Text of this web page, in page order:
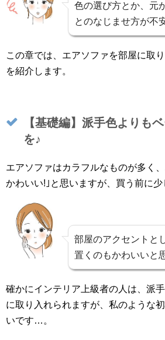
色の選び方とか、元
とのなじませ方が不
この章では、エアソファを部屋に取
を紹介します。
【基礎編】派手色よりも
を♪
エアソファはカラフルなものが多く
かわいい!｣と思いますが、買う前に少
部屋のアクセントと
置くのもかわいいと
確かにインテリア上級者の人は、派
に取り入れられますが、私のような
いです…。